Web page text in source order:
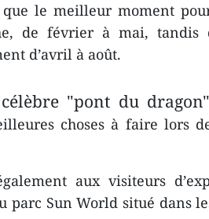
le meilleur moment
de février à mai, tandis
d’avril à août.
célèbre "pont du dragon"
choses à faire lors
aux visiteurs
parc Sun World situé dans